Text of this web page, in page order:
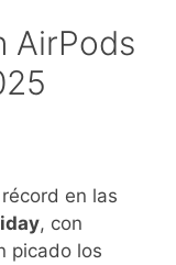
AirPods
en las
, con
picado los